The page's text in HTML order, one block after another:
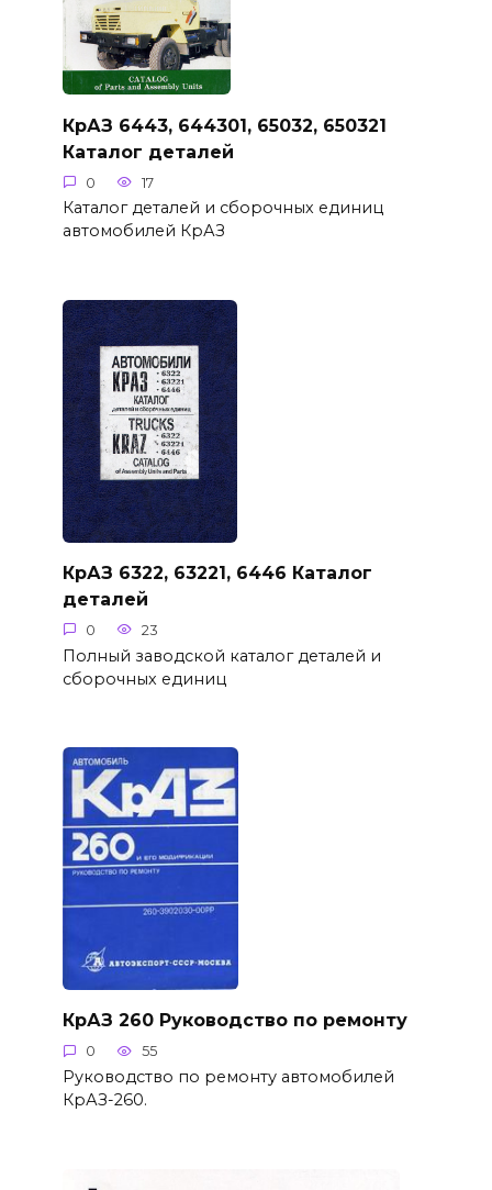
КрАЗ 6443, 644301, 65032, 650321
Каталог деталей
0 17
Каталог деталей и сборочных единиц
автомобилей КрАЗ
КрАЗ 6322, 63221, 6446 Каталог
деталей
0 23
Полный заводской каталог деталей и
сборочных единиц
КрАЗ 260 Руководство по ремонту
0 55
Руководство по ремонту автомобилей
КрАЗ-260.